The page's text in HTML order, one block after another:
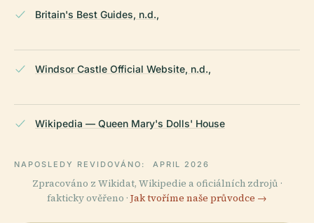
Britain's Best Guides, n.d.,
Windsor Castle Official Website, n.d.,
Wikipedia — Queen Mary's Dolls' House
NAPOSLEDY REVIDOVÁNO: APRIL 2026
Zpracováno z Wikidat, Wikipedie a oficiálních zdrojů ·
fakticky ověřeno · Jak tvoříme naše průvodce →